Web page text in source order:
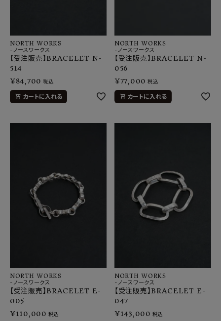
NORTH WORKS
-ノースワークス
【受注販売】BRACELET N-
514
¥84,700 税込
カートに入れる
NORTH WORKS
-ノースワークス
【受注販売】BRACELET N-
056
¥77,000 税込
カートに入れる
NORTH WORKS
-ノースワークス
【受注販売】BRACELET E-
005
¥110,000 税込
NORTH WORKS
-ノースワークス
【受注販売】BRACELET E-
047
¥143,000 税込